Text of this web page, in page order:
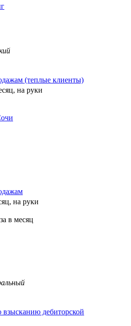
(теплые клиенты)
на руки
на руки
в месяц
взысканию дебиторской